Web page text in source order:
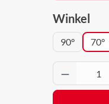
Winkel
90° 70°